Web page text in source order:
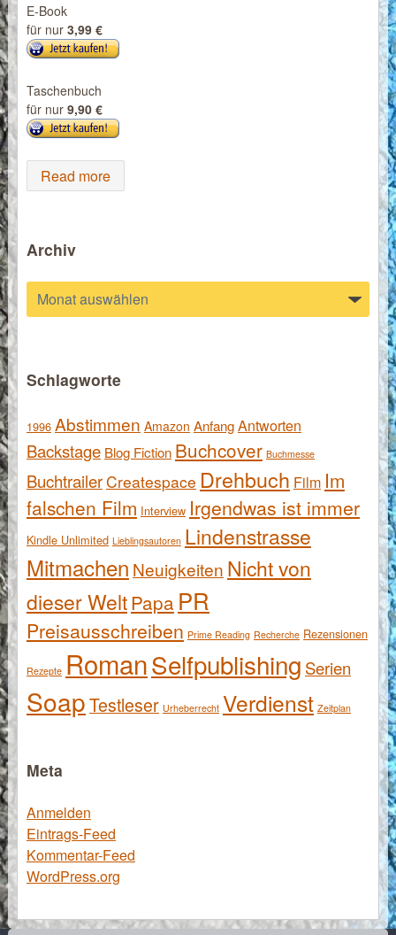
E-Book
für nur 3,99 €
Taschenbuch
für nur 9,90 €
Read more
Archiv
Archiv
Schlagworte
1996 Abstimmen Amazon AnfangAntworten
Backstage Blog Fiction Buchcover Buchmesse
BuchtrailerCreatespace Drehbuch Film Im
falschen Film Interview Irgendwas ist immer
Kindle Unlimited Lieblingsautoren Lindenstrasse
Mitmachen Neuigkeiten Nicht von
dieser WeltPapa PR
Preisausschreiben Prime Reading Recherche Rezensionen
Rezepte RomanSelfpublishing Serien
SoapTestleser Urheberrecht Verdienst Zeitplan
Meta
Anmelden
Eintrags-Feed
Kommentar-Feed
WordPress.org